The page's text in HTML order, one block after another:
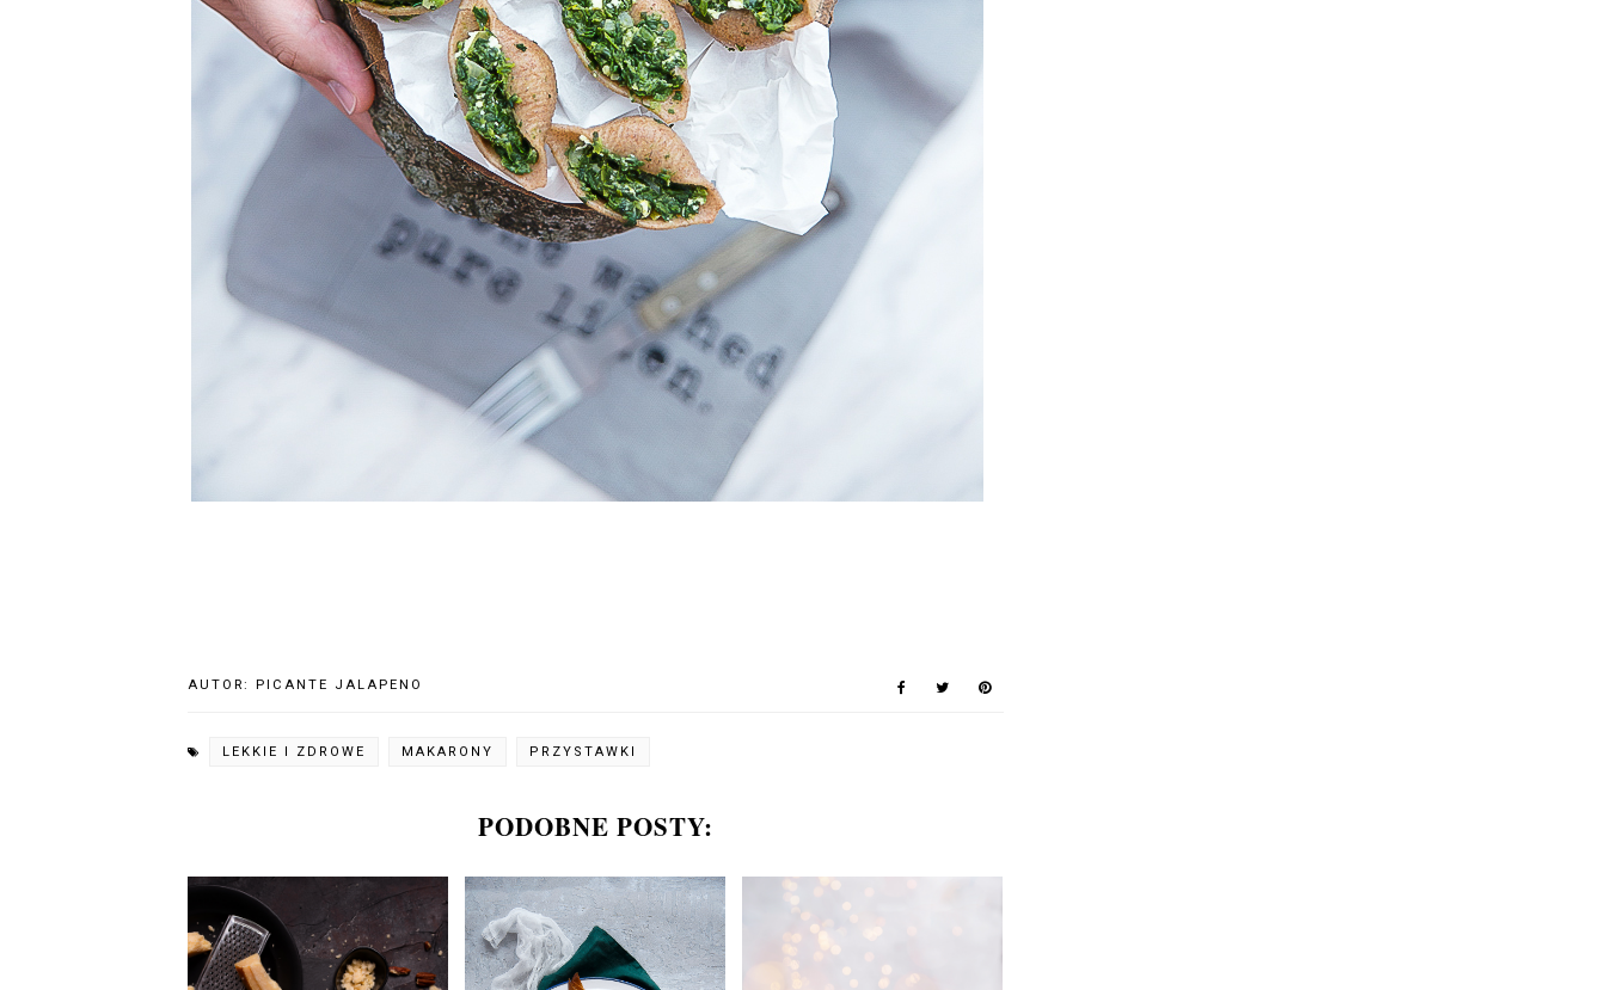
AUTOR: PICANTE JALAPENO
LEKKIE I ZDROWE MAKARONY PRZYSTAWKI
PODOBNE POSTY: